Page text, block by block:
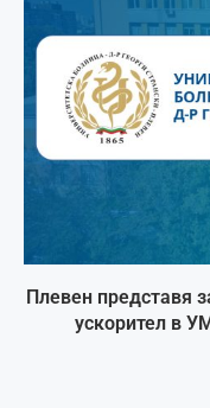
Плевен представя
ускорител в